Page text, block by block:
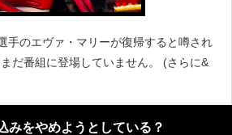
手のエヴァ・マリーが復帰すると噂され
だ番組に登場していません。 (さらに&
みをやめようとしている？